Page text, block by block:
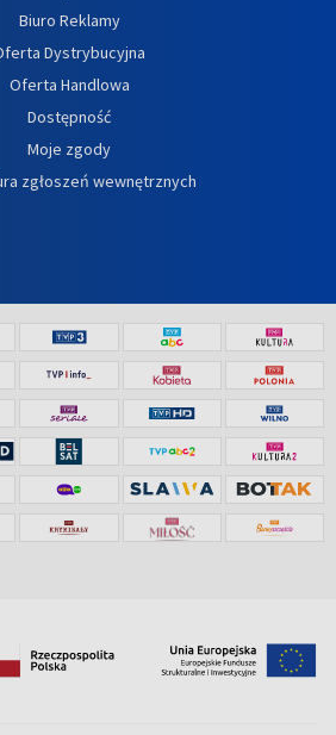
Biuro Reklamy
Dystrybucyjna
Oferta Handlowa
Dostępność
Moje zgody
zgłoszeń wewnętrznych